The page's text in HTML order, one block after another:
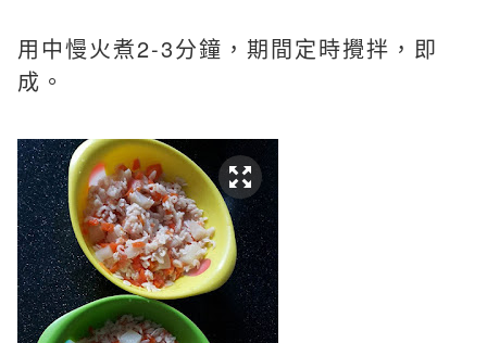
用中慢火煮2-3分鐘，期間定時攪拌，即
成。